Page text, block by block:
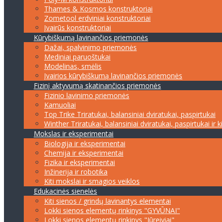
Thames & Kosmos konstruktoriai
Zometool erdviniai konstruktoriai
Įvairūs konstruktoriai
Kūrybiškumą lavinančios priemonės
Dažai, spalvinimo priemonės
Mediniai paruoštukai
Modelinas, smėlis
Įvairios kūrybiškumą lavinančios priemonės
Fizinį aktyvumą skatinančios priemonės
Fizinio lavinimo priemonės
Kamuoliai
Top Trike Triratukai, balansiniai dviratukai, paspirtukai
Winther Triratukai, balansiniai dviratukai, paspirtukai ir
Mokslas ir eksperimentai
Biologija ir eksperimentai
Chemija ir eksperimentai
Fizika ir eksperimentai
Inžinerija ir robotika
Kiti mokslai ir smagios veiklos
Edukacinės sienelės
Kiti sienos / grindų lavinantys elementai
Lokki sienos elementų rinkinys "GYVŪNAI"
Lokki sienos elementų rinkinys "Jūreiviai"